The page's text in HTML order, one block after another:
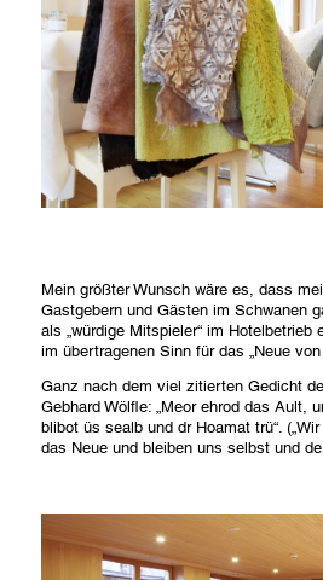
Mein größter Wunsch wäre es, dass
Gastgebern und Gästen im Schwanen
als „würdige Mitspieler“ im Hotelbetrieb
im übertragenen Sinn für das „Neue von
Ganz nach dem viel zitierten Gedicht
Gebhard Wölfle: „Meor ehrod das Ault,
blibot üs sealb und dr Hoamat trü“.
das Neue und bleiben uns selbst und